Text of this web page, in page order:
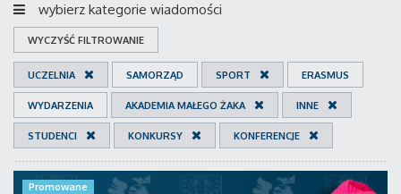
wybierz kategorie wiadomości
WYCZYŚĆ FILTROWANIE
UCZELNIA SAMORZĄD SPORT ERASMUS
WYDARZENIA AKADEMIA MAŁEGO ŻAKA INNE
STUDENCI KONKURSY KONFERENCJE
Promowane